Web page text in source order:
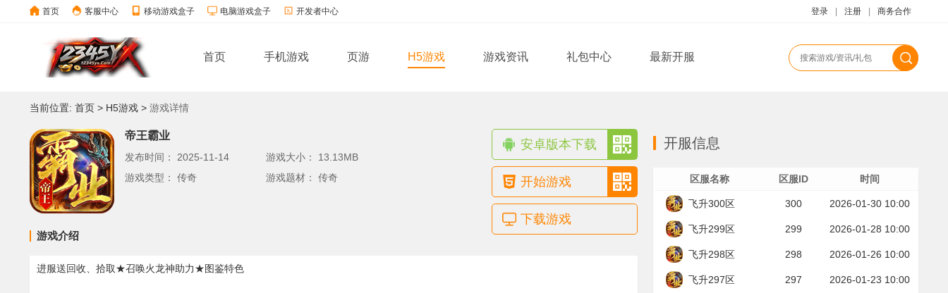
首页 客服中心 移动游戏盒子 电脑游戏盒子 开发者中心 登录 注册 商务合作
首页 手机游戏 页游 H5游戏 游戏资讯 礼包中心 最新开服
当前位置: 首页 > H5游戏 > 游戏详情
帝王霸业
发布时间： 2025-11-14
游戏类型： 传奇
游戏大小： 13.13MB
游戏题材： 传奇
安卓版本下载
开始游戏
下载游戏
游戏介绍
进服送回收、拾取★召唤火龙神助力★图鉴特色
开服信息
区服名称 区服ID 时间
飞升300区 300 2026-01-30 10:00
飞升299区 299 2026-01-28 10:00
飞升298区 298 2026-01-26 10:00
飞升297区 297 2026-01-23 10:00